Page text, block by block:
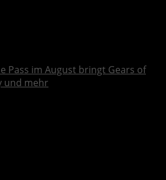
Pass im August bringt Gears of
und mehr